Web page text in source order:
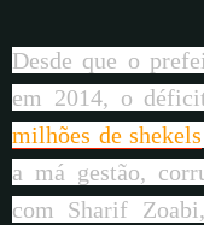
Desde que o
em 2014, o
milhões de shekels
a má gestão,
com Sharif